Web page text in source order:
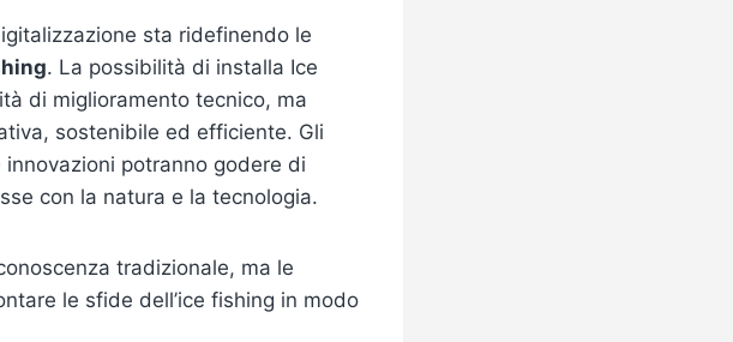
sta ridefinendo le
. La possibilità di installa Ice
di miglioramento tecnico, ma
sostenibile ed efficiente. Gli
potranno godere di
con la natura e la tecnologia.
tradizionale, ma le
le sfide dell’ice fishing in modo